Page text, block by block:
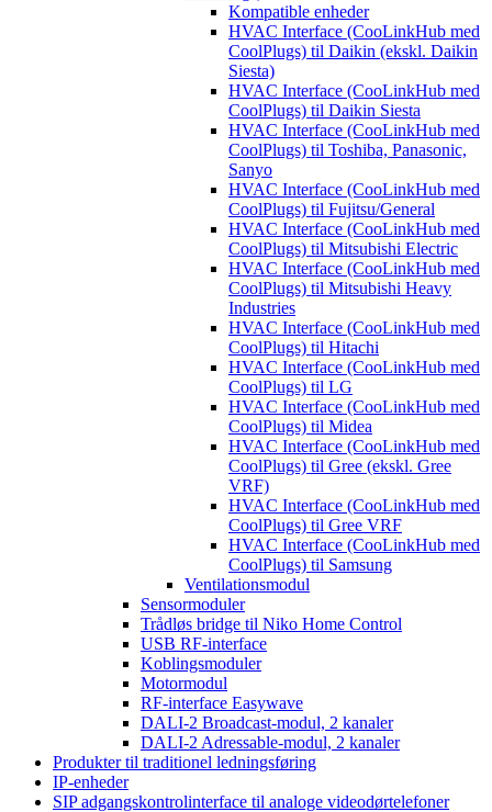
Kompatible enheder
HVAC Interface (CooLinkHub med
CoolPlugs) til Daikin (ekskl. Daikin
Siesta)
HVAC Interface (CooLinkHub med
CoolPlugs) til Daikin Siesta
HVAC Interface (CooLinkHub med
CoolPlugs) til Toshiba, Panasonic,
Sanyo
HVAC Interface (CooLinkHub med
CoolPlugs) til Fujitsu/General
HVAC Interface (CooLinkHub med
CoolPlugs) til Mitsubishi Electric
HVAC Interface (CooLinkHub med
CoolPlugs) til Mitsubishi Heavy
Industries
HVAC Interface (CooLinkHub med
CoolPlugs) til Hitachi
HVAC Interface (CooLinkHub med
CoolPlugs) til LG
HVAC Interface (CooLinkHub med
CoolPlugs) til Midea
HVAC Interface (CooLinkHub med
CoolPlugs) til Gree (ekskl. Gree
VRF)
HVAC Interface (CooLinkHub med
CoolPlugs) til Gree VRF
HVAC Interface (CooLinkHub med
CoolPlugs) til Samsung
Ventilationsmodul
Sensormoduler
Trådløs bridge til Niko Home Control
USB RF-interface
Koblingsmoduler
Motormodul
RF-interface Easywave
DALI-2 Broadcast-modul, 2 kanaler
DALI-2 Adressable-modul, 2 kanaler
Produkter til traditionel ledningsføring
IP-enheder
SIP adgangskontrolinterface til analoge videodørtelefoner